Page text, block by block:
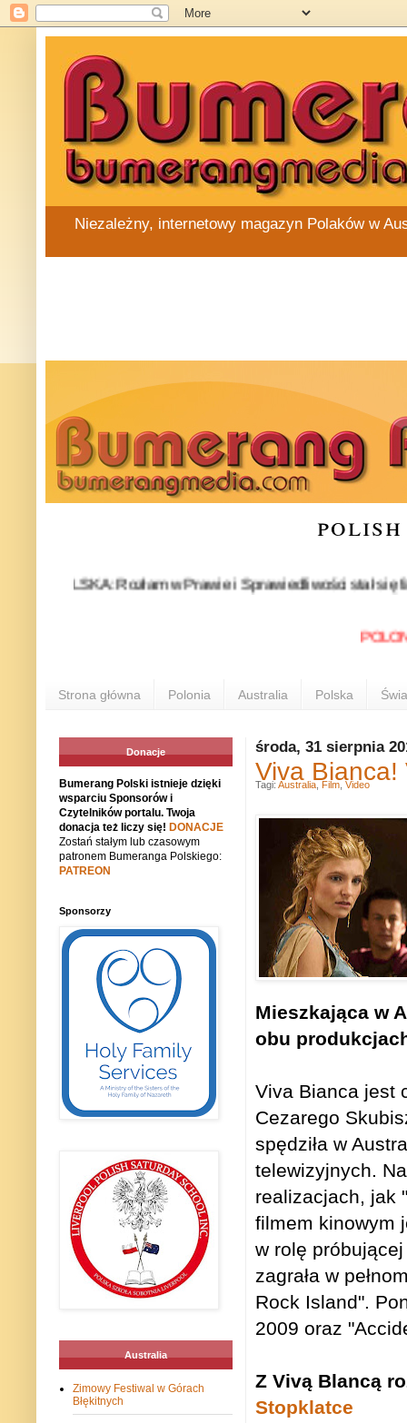
Niezależny, internetowy magazyn Polaków w
POLSKA: Rozłam w Prawie i Sprawiedliwości stał się
Strona główna Polonia Australia Polska
środa, 31 sierpnia
Viva Bianca!
Mieszkająca w
obu
Viva Bianca jest
Cezarego
spędziła w
telewizyjnych.
realizacjach, jak
filmem kinowym
w rolę
zagrała w
Rock Island".
2009 oraz
Z Vivą Blancą
Stopklatce
Tagi: Australia Film Video
Donacje
Bumerang Polski istnieje dzięki
wsparciu Sponsorów i
Czytelników portalu. Twoja
donacja też liczy się! DONACJE
Zostań stałym lub czasowym
patronem Bumeranga Polskiego:
PATREON
Sponsorzy
Australia
Zimowy Festiwal w Górach
Błękitnych